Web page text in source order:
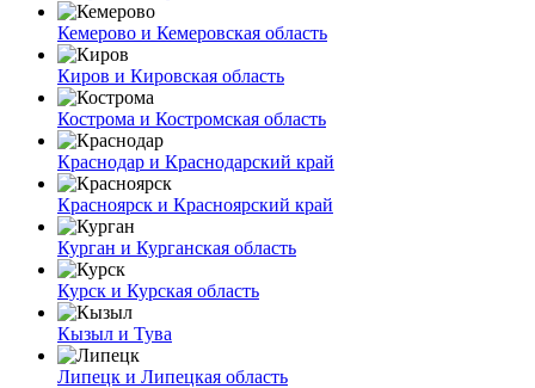
Кемерово и Кемеровская область
Киров и Кировская область
Кострома и Костромская область
Краснодар и Краснодарский край
Красноярск и Красноярский край
Курган и Курганская область
Курск и Курская область
Кызыл и Тува
Липецк и Липецкая область